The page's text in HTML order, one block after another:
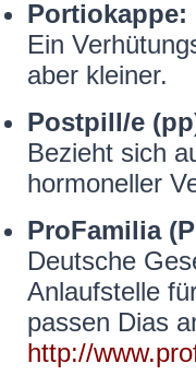
Portiokappe:
Ein
aber kleiner.
Postpill/e
Bezieht sich
hormoneller
ProFamilia
Deutsche
Anlaufstelle
passen Dias
http://